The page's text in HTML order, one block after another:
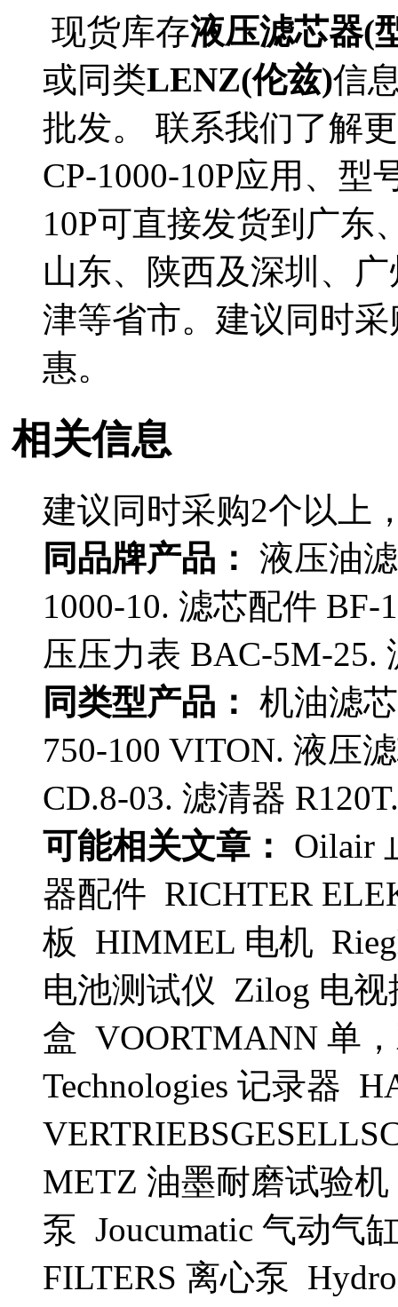
现货库存液压滤芯器(
或同类LENZ(伦兹)信
批发。 联系我们了解
CP-1000-10P应用、型
10P可直接发货到广东
山东、陕西及深圳、
津等省市。建议同时
惠。
相关信息
建议同时采购2个以上
同品牌产品： 液压油
1000-10. 滤芯配件 BF-
压压力表 BAC-5M-25.
同类型产品： 机油滤
750-100 VITON. 液压
CD.8-03. 滤清器
可能相关文章：
Oilair
器配件 RICHTER
板 HIMMEL 电机
电池测试仪 Zilog 电
盒 VOORTMANN 单
Technologies 记录器
METZ 油墨耐磨试验
泵 Joucumatic 气动气
FILTERS 离心泵